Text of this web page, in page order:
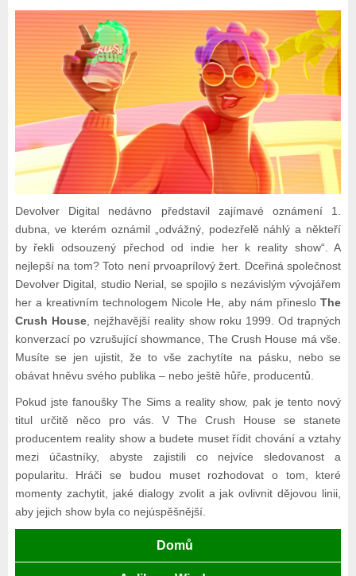
Devolver Digital nedávno představil zajímavé oznámení 1.
dubna, ve kterém oznámil „odvážný, podezřelě náhlý a někteří
by řekli odsouzený přechod od indie her k reality show“. A
nejlepší na tom? Toto není prvoaprílový žert. Dceřiná společnost
Devolver Digital, studio Nerial, se spojilo s nezávislým vývojářem
her a kreativním technologem Nicole He, aby nám přinesloThe
Crush House, nejžhavější reality show roku 1999. Od trapných
konverzací po vzrušující showmance, The Crush House má vše.
Musíte se jen ujistit, že to vše zachytíte na pásku, nebo se
obávat hněvu svého publika – nebo ještě hůře, producentů.
Pokud jste fanoušky The Sims a reality show, pak je tento nový
titul určitě něco pro vás. V The Crush House se stanete
producentem reality show a budete muset řídit chování a vztahy
mezi účastníky, abyste zajistili co nejvíce sledovanost a
popularitu. Hráči se budou muset rozhodovat o tom, které
momenty zachytit, jaké dialogy zvolit a jak ovlivnit dějovou linii,
aby jejich show byla co nejúspěšnější.
Domů